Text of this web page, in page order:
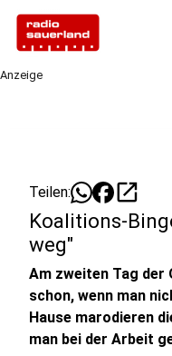
Anzeige
Teilen: open_in_new
Koalitions-
weg"
Am zweiten Tag
schon, wenn man
Hause marodieren
man bei der Arbeit